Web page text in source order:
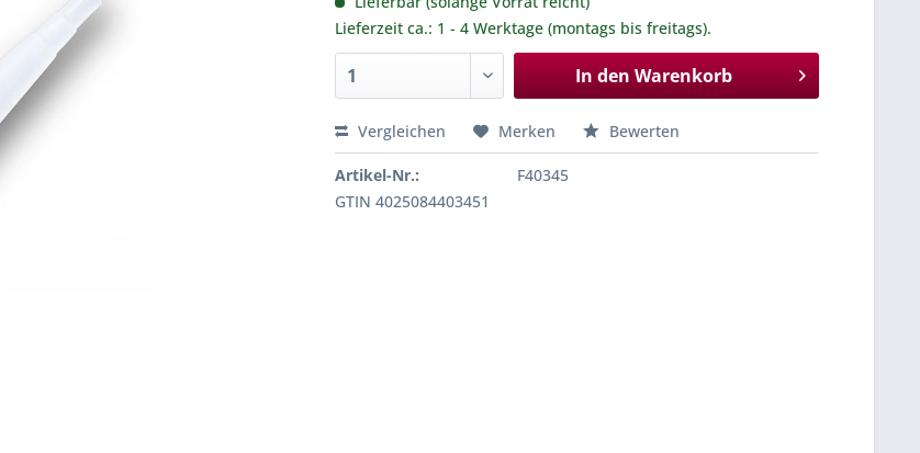
Lieferzeit ca.: 1 - 4 Werktage (montags bis freitags).
In den Warenkorb
Vergleichen Merken Bewerten
Artikel-Nr.:
F40345
GTIN 4025084403451